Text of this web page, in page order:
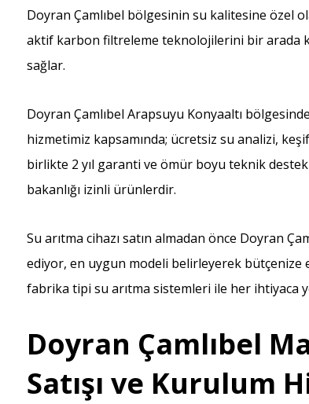
Doyran Çamlıbel bölgesinin su kalitesine özel
aktif karbon filtreleme teknolojilerini bir arada
sağlar.
Doyran Çamlıbel Arapsuyu Konyaaltı
hizmetimiz kapsamında; ücretsiz su analizi,
birlikte 2 yıl garanti ve ömür boyu teknik destek
bakanlığı izinli ürünlerdir.
Su arıtma cihazı satın almadan önce Doyran
ediyor, en uygun modeli belirleyerek
fabrika tipi su arıtma sistemleri ile her ihtiyaca
Doyran Çamlıbel
Satışı ve Kurulum